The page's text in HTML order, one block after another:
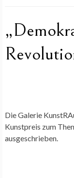
Die Galerie
Kunstpreis zum
ausgeschrieben.